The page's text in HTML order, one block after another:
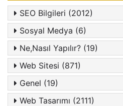
SEO Bilgileri (2012)
Sosyal Medya (6)
Ne,Nasıl Yapılır? (19)
Web Sitesi (871)
Genel (19)
Web Tasarımı (2111)